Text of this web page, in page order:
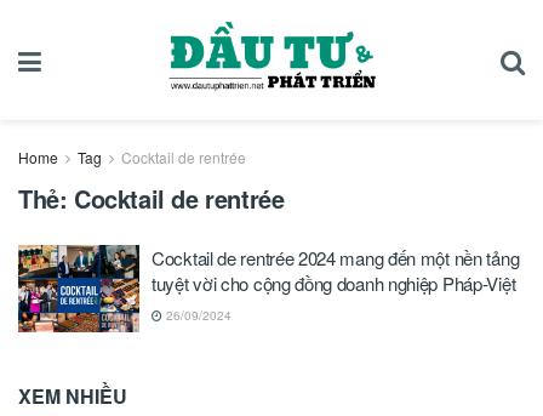
Home Tag Cocktail de rentrée
Thẻ: Cocktail de rentrée
Cocktail de rentrée 2024 mang đến một nền tảng
tuyệt vời cho cộng đồng doanh nghiệp Pháp-Việt
26/09/2024
XEM NHIỀU